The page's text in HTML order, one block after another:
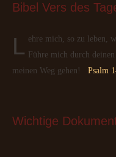
Bibel Vers des
Lehre mich, so zu leben, wie du es willst, denn du bist mein Gott! Führe mich durch
meinen Weg gehen!
Psalm
Wichtige